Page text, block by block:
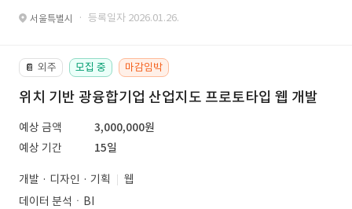
서울특별시 · 등록일자 2026.01.26.
📔 외주 모집 중 마감임박
위치 기반 광융합기업 산업지도 프로토타입 웹 개발
예상 금액
3,000,000원
예상 기간
15일
개발 · 디자인 · 기획
웹
데이터 분석ㆍBI